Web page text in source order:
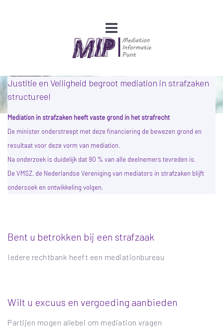
Justitie en Veiligheid begroot mediation in strafzaken
structureel
Mediation in strafzaken heeft vaste grond in het strafrecht
De minister onderstreept met deze financiering de bewezen grond en
resultaat voor deze vorm van mediation.
Na onderzoek is duidelijk dat 90 % van alle deelnemers tevreden is.
De VMSZ, de Nederlandse Vereniging van mediators in strafzaken blijft
ondersoek en ontwikkeling volgen.
Bent u betrokken bij een strafzaak
Iedere rechtbank heeft een mediationbureau
Wilt u excuus en vergoeding aanbieden
Partijen mogen allebei om mediation vragen